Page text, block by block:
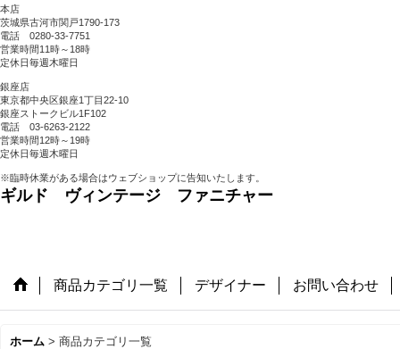
本店
茨城県古河市関戸1790-173
電話 0280-33-7751
営業時間11時～18時
定休日毎週木曜日
銀座店
東京都中央区銀座1丁目22-10
銀座ストークビル1F102
電話 03-6263-2122
営業時間12時～19時
定休日毎週木曜日
※臨時休業がある場合はウェブショップに告知いたします。
ギルド ヴィンテージ ファニチャー
商品カテゴリ一覧 デザイナー お問い合わせ
ホーム > 商品カテゴリ一覧